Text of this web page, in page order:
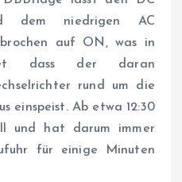
dem niedrigen AC
auf ON, was in
dass der daran
rund um die
einspeist. Ab etwa 12:30
und hat darum immer
für einige Minuten